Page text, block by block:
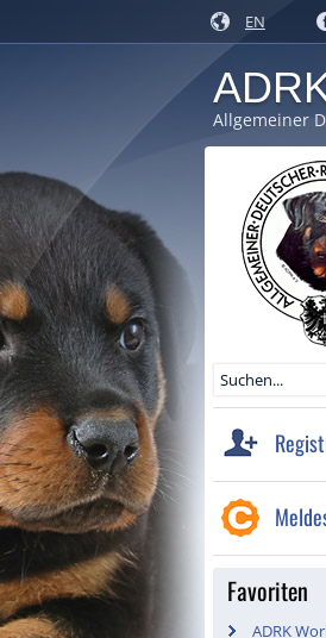
EN
Allgemeiner
Favoriten
ADRK